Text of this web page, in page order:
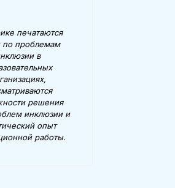
печатаются
по проблемам
в
решения
инклюзии и
опыт
работы.